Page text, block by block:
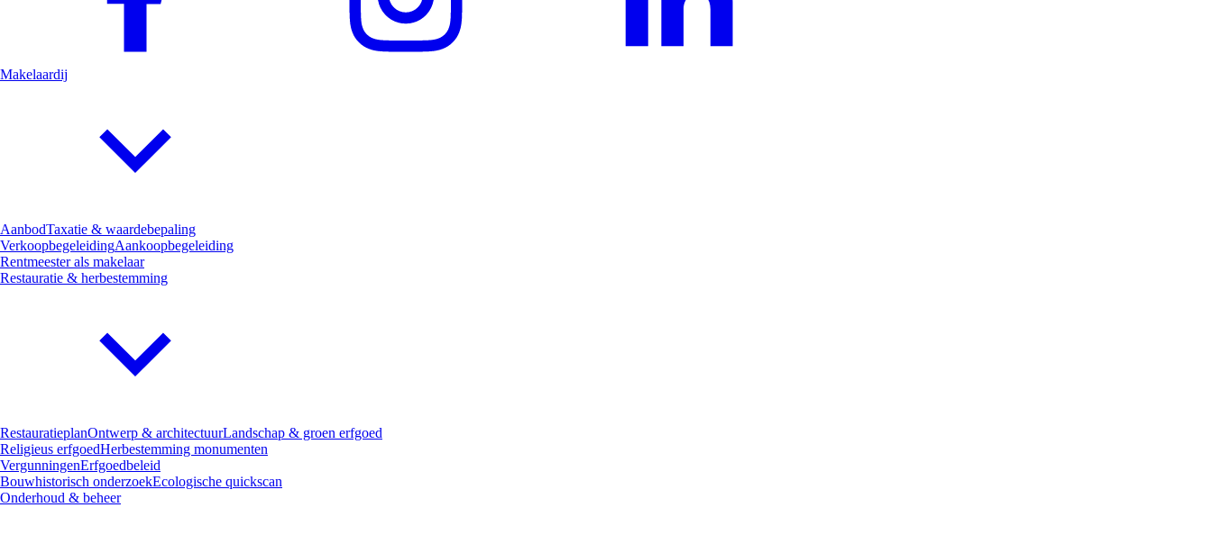
Makelaardij
AanbodTaxatie & waardebepaling
VerkoopbegeleidingAankoopbegeleiding
Rentmeester als makelaar
Restauratie & herbestemming
RestauratieplanOntwerp & architectuurLandschap & groen erfgoed
Religieus erfgoedHerbestemming monumenten
VergunningenErfgoedbeleid
Bouwhistorisch onderzoekEcologische quickscan
Onderhoud & beheer